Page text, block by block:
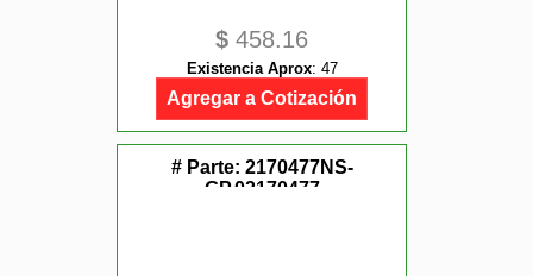
$ 458.16
Existencia Aprox: 47
Agregar a Cotización
# Parte: 2170477NS-
GP,02170477